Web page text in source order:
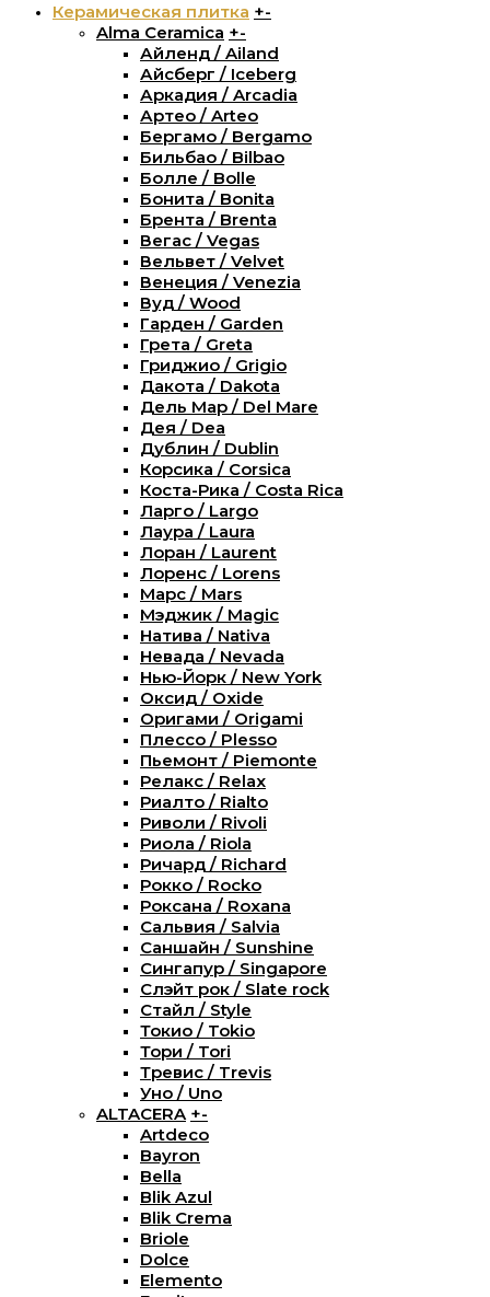
Керамическая плитка +-
Alma Ceramica +-
Айленд / Ailand
Айсберг / Iceberg
Аркадия / Arcadia
Артео / Arteo
Бергамо / Bergamo
Бильбао / Bilbao
Болле / Bolle
Бонита / Bonita
Брента / Brenta
Вегас / Vegas
Вельвет / Velvet
Венеция / Venezia
Вуд / Wood
Гарден / Garden
Грета / Greta
Гриджио / Grigio
Дакота / Dakota
Дель Мар / Del Mare
Дея / Dea
Дублин / Dublin
Корсика / Corsica
Коста-Рика / Costa Rica
Ларго / Largo
Лаура / Laura
Лоран / Laurent
Лоренс / Lorens
Марс / Mars
Мэджик / Magic
Натива / Nativa
Невада / Nevada
Нью-Йорк / New York
Оксид / Oxide
Оригами / Origami
Плессо / Plesso
Пьемонт / Piemonte
Релакс / Relax
Риалто / Rialto
Риволи / Rivoli
Риола / Riola
Ричард / Richard
Рокко / Rocko
Роксана / Roxana
Сальвия / Salvia
Саншайн / Sunshine
Сингапур / Singapore
Слэйт рок / Slate rock
Стайл / Style
Токио / Tokio
Тори / Tori
Тревис / Trevis
Уно / Uno
ALTACERA +-
Artdeco
Bayron
Bella
Blik Azul
Blik Crema
Briole
Dolce
Elemento